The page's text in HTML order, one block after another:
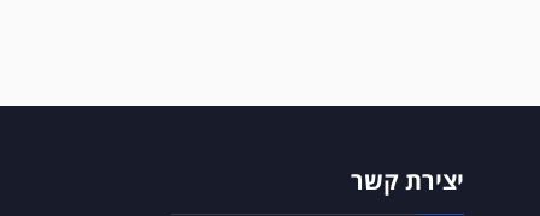
יצירת קשר